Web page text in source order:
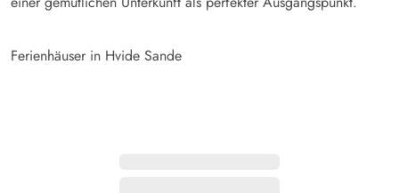
Ferienhäuser in Hvide Sande